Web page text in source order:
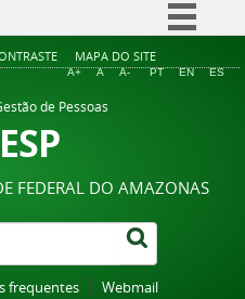
Simplifique!
Acesso à informação
Legislação
Canais
MAPA DO SITE
A+ A A- PT EN ES
de Pessoas
FEDERAL DO AMAZONAS
frequentes Webmail